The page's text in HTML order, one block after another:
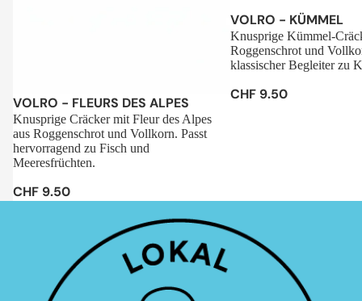
Sale
VOLRO - FLEURS DES ALPES
Knusprige Cräcker mit Fleur des Alpes
aus Roggenschrot und Vollkorn. Passt
hervorragend zu Fisch und
Meeresfrüchten.
CHF 9.50
VOLRO - KÜMMEL
Knusprige Kümmel-
Roggenschrot und
klassischer Begleiter zu
CHF 9.50